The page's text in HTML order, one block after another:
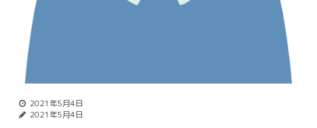
2021年5月4日
2021年5月4日